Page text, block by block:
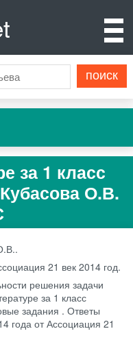
за 1 класс
О.В.
21 век 2014 год.
решения задачи
за 1 класс
задания . Ответы
года от Ассоциация 21